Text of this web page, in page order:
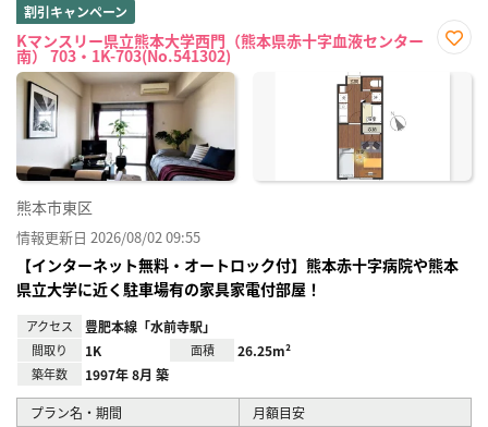
割引キャンペーン
Kマンスリー県立熊本大学西門（熊本県赤十字血液センター
南） 703・1K-703(No.541302)
に入
熊本市東区
情報更新日 2026/08/02 09:55
【インターネット無料・オートロック付】熊本赤十字病院や熊本
県立大学に近く駐車場有の家具家電付部屋！
アクセス 豊肥本線「水前寺駅」
間取り 1K 面積 26.25m²
築年数 1997年 8月 築
プラン名・期間 月額目安